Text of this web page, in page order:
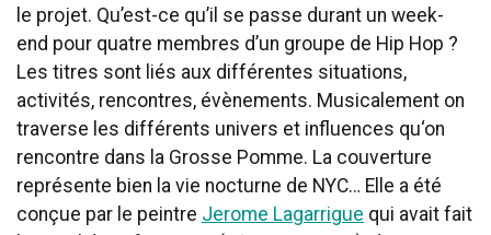
le projet. Qu’est-ce qu’il se passe durant un week-
end pour quatre membres d’un groupe de Hip Hop ?
Les titres sont liés aux différentes situations,
activités, rencontres, évènements. Musicalement on
traverse les différents univers et influences qu‘on
rencontre dans la Grosse Pomme. La couverture
représente bien la vie nocturne de NYC… Elle a été
conçue par le peintre Jerome Lagarrigue qui avait fait